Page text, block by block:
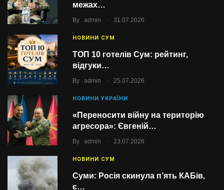
межах…
By admin . 31.07.2026
НОВИНИ СУМ
ТОП 10 готелів Сум: рейтинг,
відгуки…
By admin . 25.07.2026
НОВИНИ УКРАЇНИ
«Переносити війну на територію
агресора»: Євгеній…
By admin . 23.07.2026
НОВИНИ СУМ
Суми: Росія скинула п’ять КАБів,
є…